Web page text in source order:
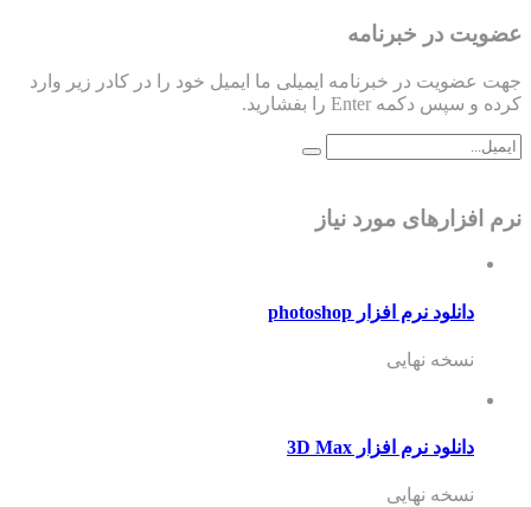
عضویت در خبرنامه
جهت عضویت در خبرنامه ایمیلی ما ایمیل خود را در کادر زیر وارد
کرده و سپس دکمه Enter را بفشارید.
نرم افزارهای مورد نیاز
دانلود نرم افزار photoshop
نسخه نهایی
دانلود نرم افزار 3D Max
نسخه نهایی